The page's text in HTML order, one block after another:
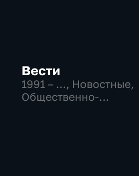
Вести
1991 – …, Новостные,
Общественно-